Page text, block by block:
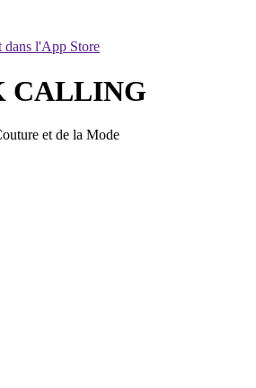
dans l'App Store
CALLING
et de la Mode